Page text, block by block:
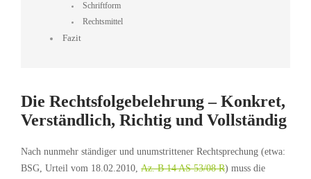
Schriftform
Rechtsmittel
Fazit
Die Rechtsfolgebelehrung – Konkret,
Verständlich, Richtig und Vollständig
Nach nunmehr ständiger und unumstrittener Rechtsprechung (etwa:
BSG, Urteil vom 18.02.2010, Az. B 14 AS 53/08 R) muss die